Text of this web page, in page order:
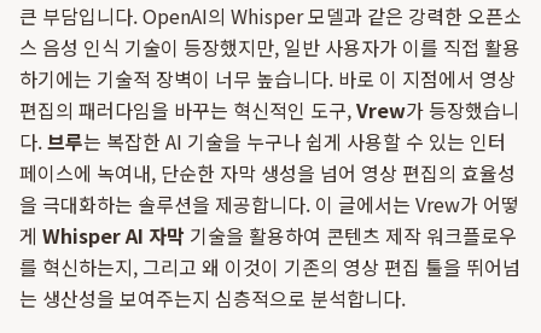
큰 부담입니다. OpenAI의 Whisper 모델과 같은 강력한 오픈소
스 음성 인식 기술이 등장했지만, 일반 사용자가 이를 직접 활용
하기에는 기술적 장벽이 너무 높습니다. 바로 이 지점에서 영상
편집의 패러다임을 바꾸는 혁신적인 도구,Vrew가 등장했습니
다.브루는 복잡한 AI 기술을 누구나 쉽게 사용할 수 있는 인터
페이스에 녹여내, 단순한 자막 생성을 넘어 영상 편집의 효율성
을 극대화하는 솔루션을 제공합니다. 이 글에서는 Vrew가 어떻
게 Whisper AI 자막 기술을 활용하여 콘텐츠 제작 워크플로우
를 혁신하는지, 그리고 왜 이것이 기존의 영상 편집 툴을 뛰어넘
는 생산성을 보여주는지 심층적으로 분석합니다.